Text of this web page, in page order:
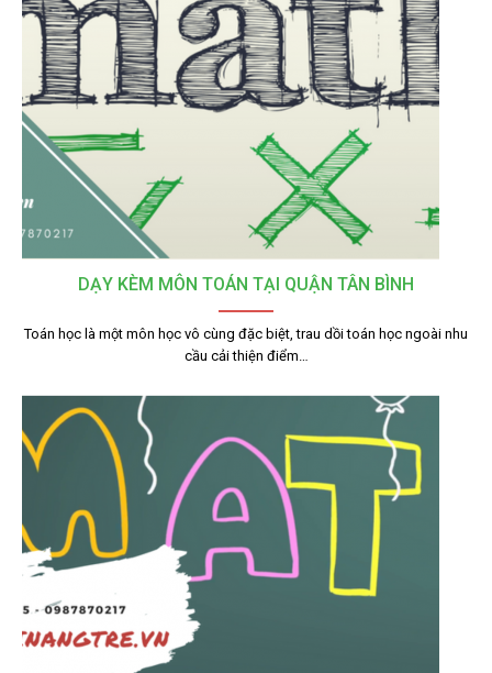
DẠY KÈM MÔN TOÁN TẠI QUẬN TÂN BÌNH
Toán học là một môn học vô cùng đặc biệt, trau dồi toán học ngoài nhu
cầu cải thiện điểm…